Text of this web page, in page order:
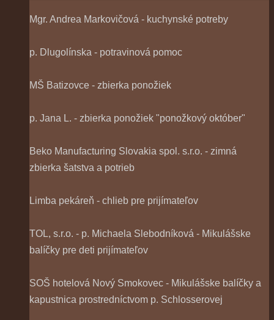
Mgr. Andrea Markovičová - kuchynské potreby
p. Dlugolínska - potravinová pomoc
MŠ Batizovce - zbierka ponožiek
p. Jana L. - zbierka ponožiek "ponožkový október"
Beko Manufacturing Slovakia spol. s.r.o. - zimná
zbierka šatstva a potrieb
Limba pekáreň - chlieb pre prijímateľov
TOL, s.r.o. - p. Michaela Slebodníková - Mikulášske
balíčky pre deti prijímateľov
SOŠ hotelová Nový Smokovec - Mikulášske balíčky a
kapustnica prostredníctvom p. Schlosserovej